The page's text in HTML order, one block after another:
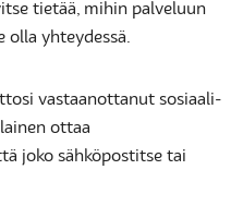
tietää, mihin palveluun
olla yhteydessä.
vastaanottanut sosiaali-
ottaa
joko sähköpostitse tai